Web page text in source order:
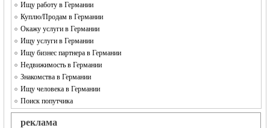
Ищу работу в Германии
Куплю/Продам в Германии
Окажу услуги в Германии
Ищу услуги в Германии
Ищу бизнес партнера в Германии
Недвижимость в Германии
Знакомства в Германии
Ищу человека в Германии
Поиск попутчика
реклама